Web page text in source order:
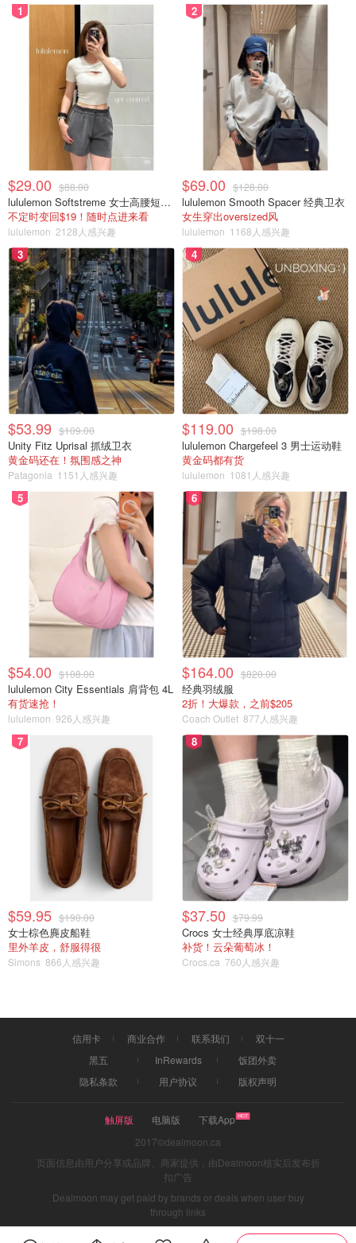
1
$29.00 $88.00
lululemon Softstreme 女士高腰短裤 10cm
不定时变回$19！随时点进来看
lululemon 2128人感兴趣
2
$69.00 $128.00
lululemon Smooth Spacer 经典卫衣
女生穿出oversized风
lululemon 1168人感兴趣
3
$53.99 $109.00
Unity Fitz Uprisal 抓绒卫衣
黄金码还在！氛围感之神
Patagonia 1151人感兴趣
4
$119.00 $198.00
lululemon Chargefeel 3 男士运动鞋
黄金码都有货
lululemon 1081人感兴趣
5
$54.00 $108.00
lululemon City Essentials 肩背包 4L
有货速抢！
lululemon 926人感兴趣
6
$164.00 $820.00
经典羽绒服
2折！大爆款，之前$205
Coach Outlet 877人感兴趣
7
$59.95 $190.00
女士棕色麂皮船鞋
里外羊皮，舒服得很
Simons 866人感兴趣
8
$37.50 $79.99
Crocs 女士经典厚底凉鞋
补货！云朵葡萄冰！
Crocs.ca 760人感兴趣
信用卡 商业合作 联系我们
双十一
黑五
InRewards
饭团外卖
隐私条款
用户协议 版权声明
触屏版 电脑版
下载App
2017©dealmoon.ca
页面信息由用户分享或品牌、商家提供，由Dealmoon核实后发布折
扣广告
Dealmoon may get paid by brands or deals when user buy
through links